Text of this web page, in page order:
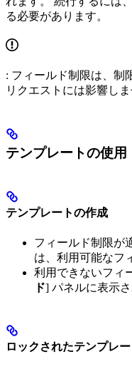
る必要があります。
: フィールド制限は、制
リクエストには影響しま
テンプレートの使用
テンプレートの作成
フィールド制限が
は、利用可能なフ
利用できないフィ
ド] パネルに表示さ
ロックされたテンプレ